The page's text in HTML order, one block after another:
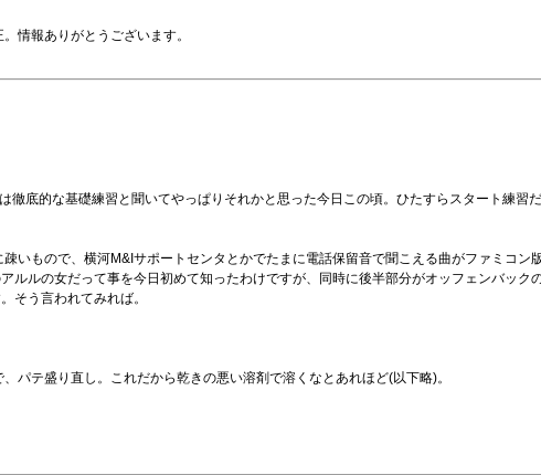
情報ありがとうございます。
徹底的な基礎練習と聞いてやっぱりそれかと思った今日この頃。ひたすらスタート練習だ
いもので、横河M&Iサポートセンタとかでたまに電話保留音で聞こえる曲がファミコン
ルルの女だって事を今日初めて知ったわけですが、同時に後半部分がオッフェンバック
そう言われてみれば。
パテ盛り直し。これだから乾きの悪い溶剤で溶くなとあれほど(以下略)。